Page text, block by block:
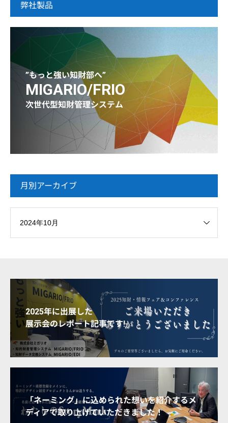
弊社製品
”もっと強い知財部へ”
MIGARIO/FRIO
次世代型知財管理システム
月別アーカイブ
2025年に出展した
展示会のレポート記事です!
「ネーミング」に込められた想いを紹介するメ
ディアで取り上げていただきました！